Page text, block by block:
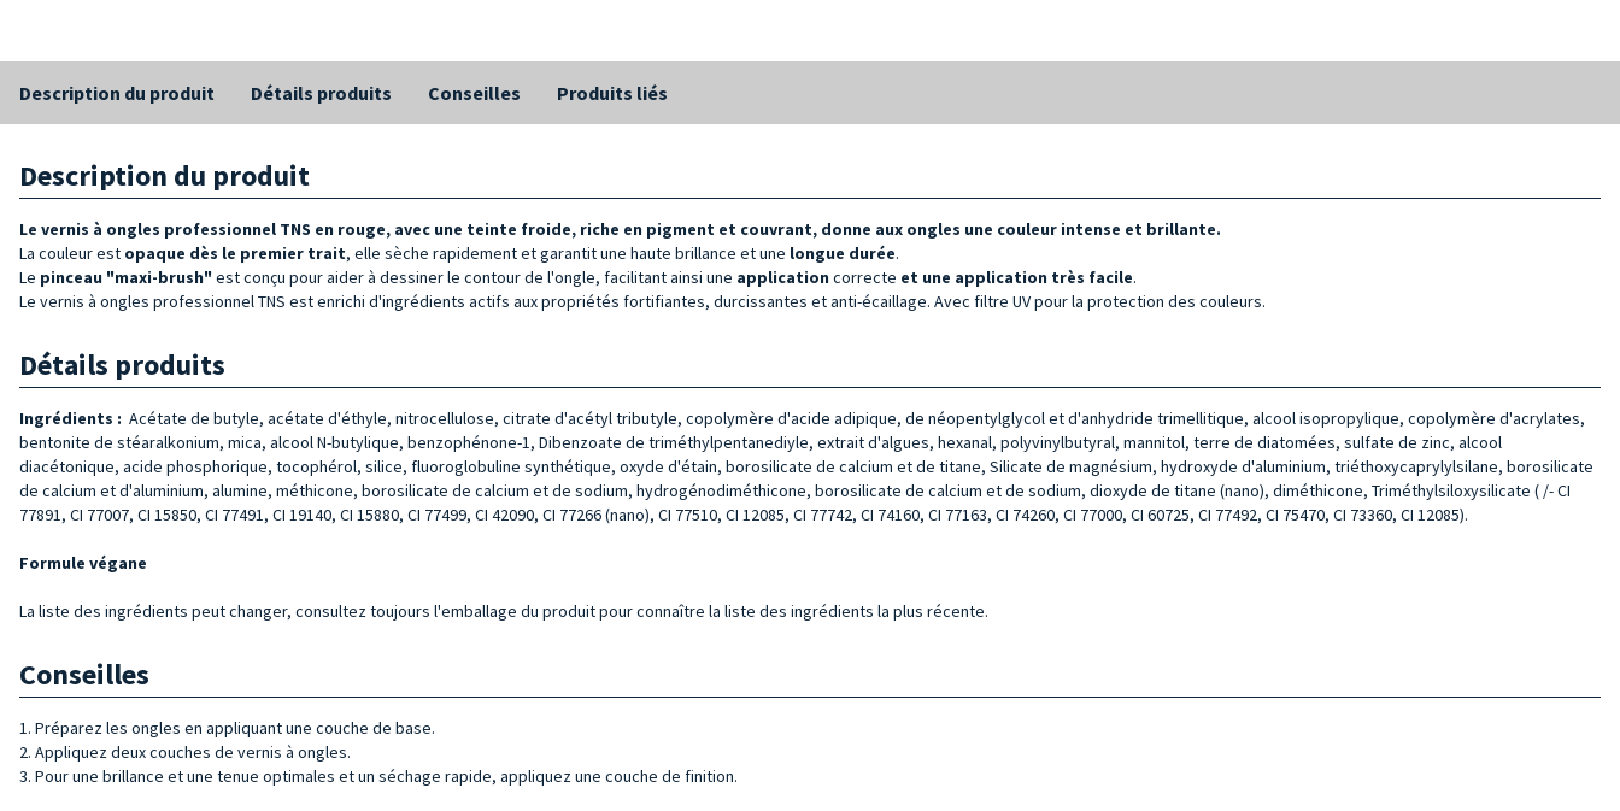
Description du produit Détails produits Conseilles Produits liés
Description du produit
Le vernis à ongles professionnel TNS en rouge, avec une teinte froide, riche en pigment et couvrant, donne aux ongles une couleur intense et brillante.
La couleur est opaque dès le premier trait, elle sèche rapidement et garantit une haute brillance et une longue durée.
Le pinceau "maxi-brush" est conçu pour aider à dessiner le contour de l'ongle, facilitant ainsi une application correcte et une application très facile.
Le vernis à ongles professionnel TNS est enrichi d'ingrédients actifs aux propriétés fortifiantes, durcissantes et anti-écaillage. Avec filtre UV pour la protection des couleurs.
Détails produits
Ingrédients : Acétate de butyle, acétate d'éthyle, nitrocellulose, citrate d'acétyl tributyle, copolymère d'acide adipique, de néopentylglycol et d'anhydride trimellitique, alcool isopropylique, copolymère d'acrylates,
bentonite de stéaralkonium, mica, alcool N-butylique, benzophénone-1, Dibenzoate de triméthylpentanediyle, extrait d'algues, hexanal, polyvinylbutyral, mannitol, terre de diatomées, sulfate de zinc, alcool
diacétonique, acide phosphorique, tocophérol, silice, fluoroglobuline synthétique, oxyde d'étain, borosilicate de calcium et de titane, Silicate de magnésium, hydroxyde d'aluminium, triéthoxycaprylylsilane, borosilicate
de calcium et d'aluminium, alumine, méthicone, borosilicate de calcium et de sodium, hydrogénodiméthicone, borosilicate de calcium et de sodium, dioxyde de titane (nano), diméthicone, Triméthylsiloxysilicate ( /- CI
77891, CI 77007, CI 15850, CI 77491, CI 19140, CI 15880, CI 77499, CI 42090, CI 77266 (nano), CI 77510, CI 12085, CI 77742, CI 74160, CI 77163, CI 74260, CI 77000, CI 60725, CI 77492, CI 75470, CI 73360, CI 12085).
Formule végane
La liste des ingrédients peut changer, consultez toujours l'emballage du produit pour connaître la liste des ingrédients la plus récente.
Conseilles
1. Préparez les ongles en appliquant une couche de base.
2. Appliquez deux couches de vernis à ongles.
3. Pour une brillance et une tenue optimales et un séchage rapide, appliquez une couche de finition.